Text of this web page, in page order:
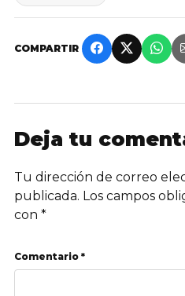
COMPARTIR
Deja tu
Tu dirección de correo
publicada. Los campos
con *
Comentario *